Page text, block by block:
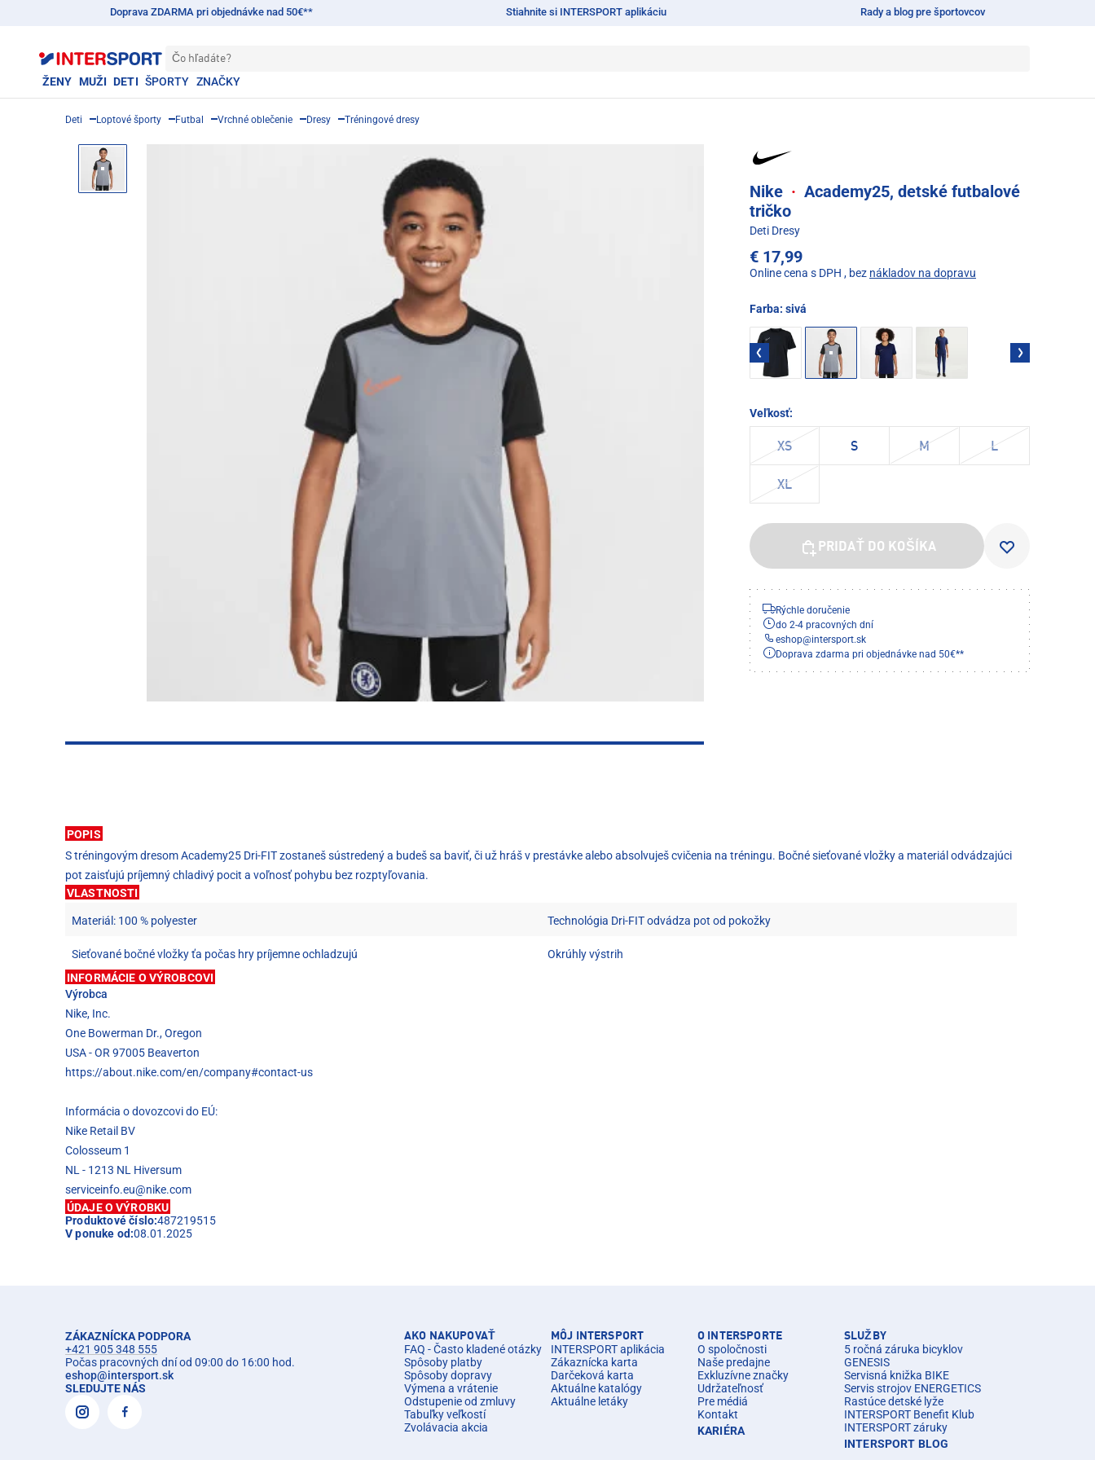
Doprava ZDARMA pri objednávke nad 50€** Stiahnite si INTERSPORT aplikáciu Rady a blog pre športovcov
Čo hľadáte?
ŽENY MUŽI DETI ŠPORTY ZNAČKY
Deti Loptové športy Futbal Vrchné oblečenie Dresy Tréningové dresy
Nike · Academy25, detské futbalové
tričko
Deti Dresy
€ 17,99
Online cena s DPH , bez nákladov na dopravu
Farba: sivá
Veľkosť:
XS S M L
XL
PRIDAŤ DO KOŠÍKA
Rýchle doručenie
do 2-4 pracovných dní
eshop@intersport.sk
Doprava zdarma pri objednávke nad 50€**
POPIS
S tréningovým dresom Academy25 Dri-FIT zostaneš sústredený a budeš sa baviť, či už hráš v prestávke alebo absolvuješ cvičenia na tréningu. Bočné sieťované vložky a materiál odvádzajúci
pot zaisťujú príjemný chladivý pocit a voľnosť pohybu bez rozptyľovania.
VLASTNOSTI
Materiál: 100 % polyester Technológia Dri-FIT odvádza pot od pokožky
Sieťované bočné vložky ťa počas hry príjemne ochladzujú
Okrúhly výstrih
INFORMÁCIE O VÝROBCOVI
Výrobca
Nike, Inc.
One Bowerman Dr., Oregon
USA - OR 97005 Beaverton
https://about.nike.com/en/company#contact-us
Informácia o dovozcovi do EÚ:
Nike Retail BV
Colosseum 1
NL - 1213 NL Hiversum
serviceinfo.eu@nike.com
ÚDAJE O VÝROBKU
Produktové číslo:487219515
V ponuke od:08.01.2025
ZÁKAZNÍCKA PODPORA
+421 905 348 555
Počas pracovných dní od 09:00 do 16:00 hod.
eshop@intersport.sk
SLEDUJTE NÁS
AKO NAKUPOVAŤ
FAQ - Často kladené otázky
Spôsoby platby
Spôsoby dopravy
Výmena a vrátenie
Odstupenie od zmluvy
Tabuľky veľkostí
Zvolávacia akcia
MÔJ INTERSPORT
INTERSPORT aplikácia
Zákaznícka karta
Darčeková karta
Aktuálne katalógy
Aktuálne letáky
O INTERSPORTE
O spoločnosti
Naše predajne
Exkluzívne značky
Udržateľnosť
Pre médiá
Kontakt
KARIÉRA
SLUŽBY
5 ročná záruka bicyklov
GENESIS
Servisná knižka BIKE
Servis strojov ENERGETICS
Rastúce detské lyže
INTERSPORT Benefit Klub
INTERSPORT záruky
INTERSPORT BLOG